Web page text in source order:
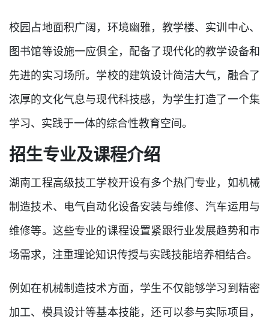
校园占地面积广阔，环境幽雅，教学楼、实训中心、
图书馆等设施一应俱全，配备了现代化的教学设备和
先进的实习场所。学校的建筑设计简洁大气，融合了
浓厚的文化气息与现代科技感，为学生打造了一个集
学习、实践于一体的综合性教育空间。
招生专业及课程介绍
湖南工程高级技工学校开设有多个热门专业，如机械
制造技术、电气自动化设备安装与维修、汽车运用与
维修等。这些专业的课程设置紧跟行业发展趋势和市
场需求，注重理论知识传授与实践技能培养相结合。
例如在机械制造技术方面，学生不仅能够学习到精密
加工、模具设计等基本技能，还可以参与实际项目，